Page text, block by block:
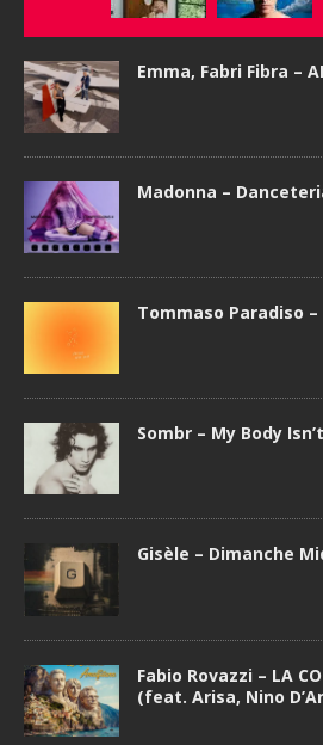
Emma, Fabri Fibra –
Madonna –
Tommaso Paradiso
Sombr – My Body
Gisèle – Dimanche
Fabio Rovazzi – LA
(feat. Arisa, Nino